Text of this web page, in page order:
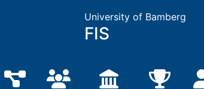
University of Bamberg
FIS